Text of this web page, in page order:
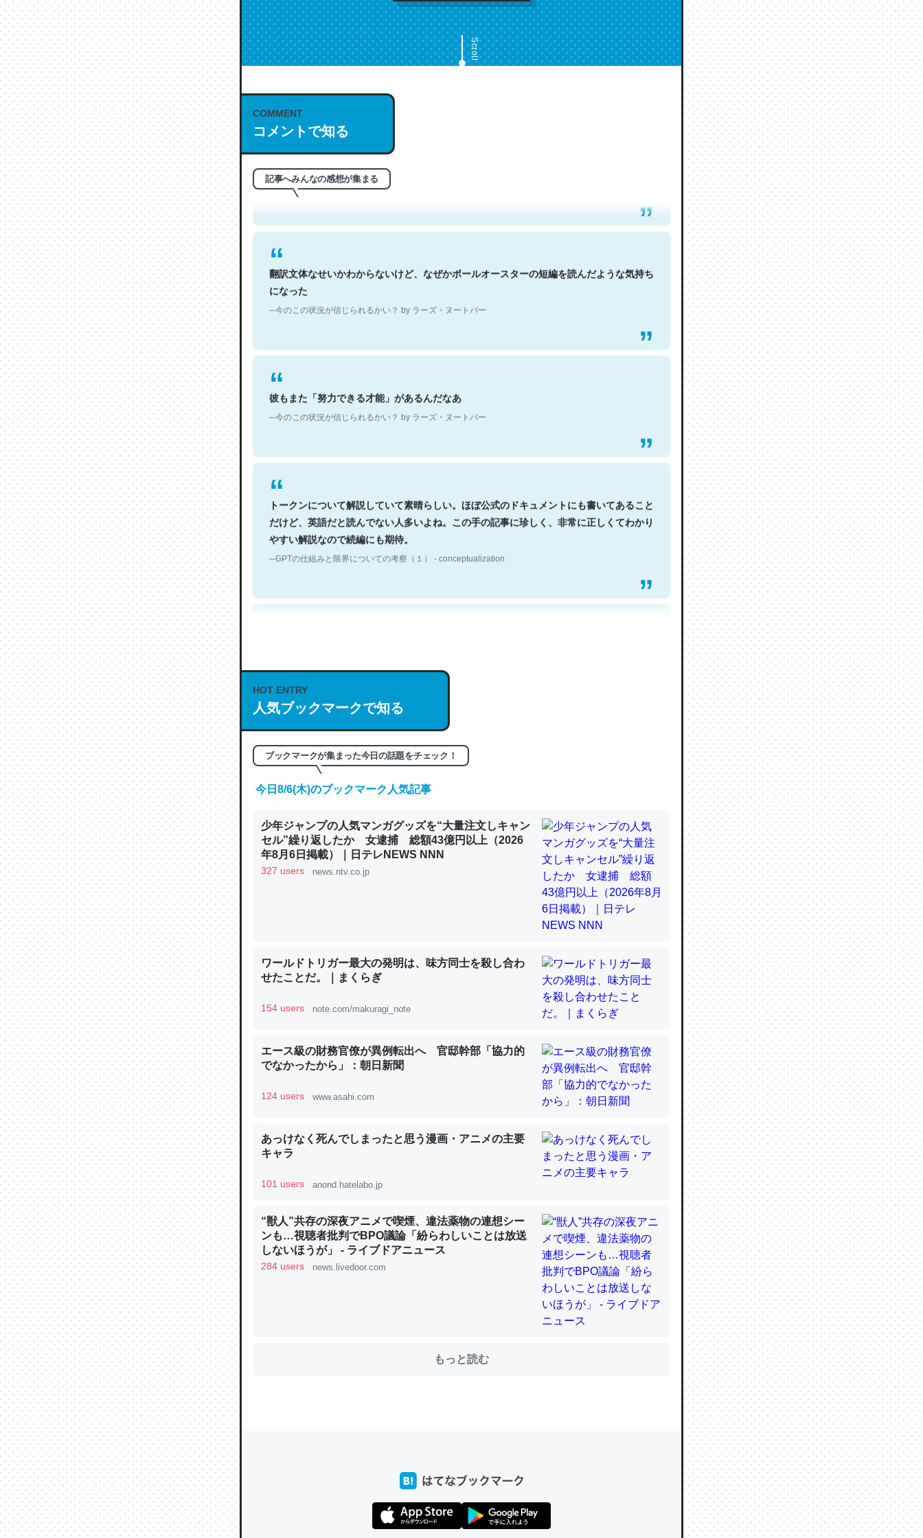
Scroll
COMMENT
コメントで知る
記事へみんなの感想が集まる
これは名文。彼はとてもクレバーなんだろうなと凄く思う。英語少しでも読める人は原文
もお勧め。自分はこの流れ好き。Let’s Fucking Go. Then Covid hit. Shit.
─今のこの状況が信じられるかい？ by ラーズ・ヌートバー
翻訳文体なせいかわからないけど、なぜかポールオースターの短編を読んだような気持ち
になった
─今のこの状況が信じられるかい？ by ラーズ・ヌートバー
彼もまた「努力できる才能」があるんだなあ
─今のこの状況が信じられるかい？ by ラーズ・ヌートバー
トークンについて解説していて素晴らしい。ほぼ公式のドキュメントにも書いてあること
だけど、英語だと読んでない人多いよね。この手の記事に珍しく、非常に正しくてわかり
やすい解説なので続編にも期待。
─GPTの仕組みと限界についての考察（１） - conceptualization
─GPTの仕組みと限界についての考察（１） - conceptualization
これは良記事。32768トークンだと英語小説100ページ分くらい。小説でいう「ずっと前
の伏線」は回収されないけど、短期記憶というには多い分量。進化すればするほど分かり
やすく強くなりそう
昆虫ってカルシウム少ないのか。知らんかった。調べたらコオロギのカルシウム分はエビ
論文では「淡水はカルシウムも酸素も不足してて両方に不利だから両方が拮抗してるので
チンを強化してる筈だが、酵素が違うのか？
─ニュース :: 【研究発表】昆虫学の大問題＝「昆虫はなぜ海にいないのか」に関する新仮説
これを元に考えるとカルシウムを大量に使う脊椎動物と貝類は苦労してるんだな…。腹足
類だと殻を無くしてナメクジになったり努力してるし。
ウチもEchoを実家に置いて４年。でたまに覗いてる。ぼちぼちRingも置こうかと画策
中。あと、Googleマップで位置情報を共有してる。電池残量や充電中かが分かるのでこ
を実質100倍以上に伸ばす効果があるはず……
HOT ENTRY
人気ブックマークで知る
ブックマークが集まった今日の話題をチェック！
今日8/6(木)のブックマーク人気記事
少年ジャンプの人気マンガグッズを“大量注文しキャン
セル”繰り返したか 女逮捕 総額43億円以上（2026
年8月6日掲載）｜日テレNEWS NNN
327 users news.ntv.co.jp
ワールドトリガー最大の発明は、味方同士を殺し合わ
せたことだ。｜まくらぎ
154 users note.com/makuragi_note
エース級の財務官僚が異例転出へ 官邸幹部「協力的
でなかったから」：朝日新聞
124 users www.asahi.com
あっけなく死んでしまったと思う漫画・アニメの主要
キャラ
101 users anond.hatelabo.jp
“獣人”共存の深夜アニメで喫煙、違法薬物の連想シー
ンも…視聴者批判でBPO議論「紛らわしいことは放送
しないほうが」 - ライブドアニュース
284 users news.livedoor.com
もっと読む